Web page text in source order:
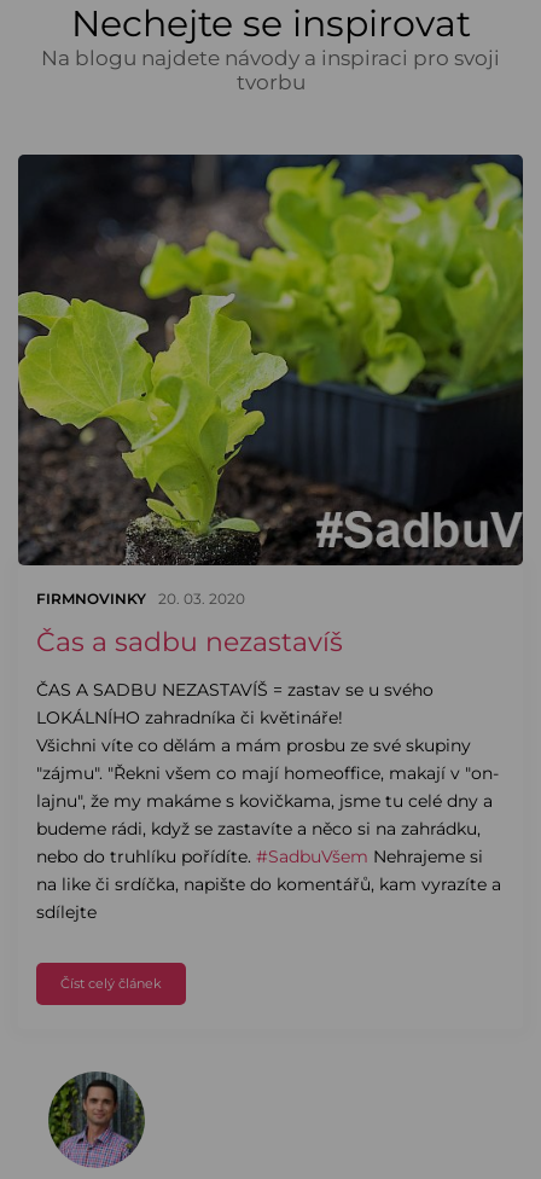
Nechejte se inspirovat
Na blogu najdete návody a inspiraci pro svoji
tvorbu
FIRMNOVINKY 20. 03. 2020
Čas a sadbu nezastavíš
ČAS A SADBU NEZASTAVÍŠ = zastav se u svého
LOKÁLNÍHO zahradníka či květináře!
Všichni víte co dělám a mám prosbu ze své skupiny
"zájmu". "Řekni všem co mají homeoffice, makají v "on-
lajnu", že my makáme s kovičkama, jsme tu celé dny a
budeme rádi, když se zastavíte a něco si na zahrádku,
nebo do truhlíku pořídíte. #SadbuVšem Nehrajeme si
na like či srdíčka, napište do komentářů, kam vyrazíte a
sdílejte
Číst celý článek